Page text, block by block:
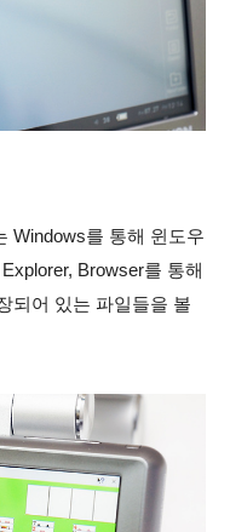
Windows를 통해 윈도우
Browser를 통해
되어 있는 파일들을 볼